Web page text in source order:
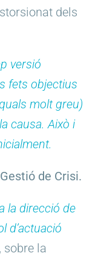
dels
versió
fets objectius
molt greu)
causa. Això i
de Crisi.
la direcció de
d’actuació
sobre la